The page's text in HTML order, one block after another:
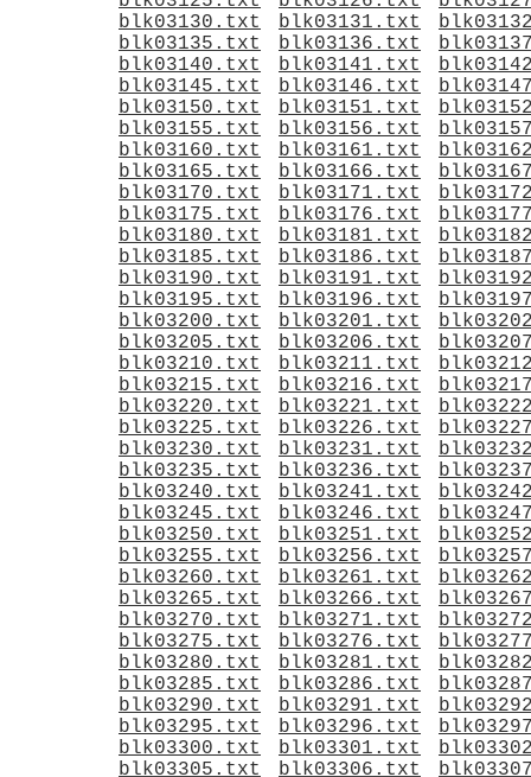
blk03130.txt
blk03131.txt
blk03135.txt
blk03136.txt
blk03140.txt
blk03141.txt
blk03145.txt
blk03146.txt
blk03150.txt
blk03151.txt
blk03155.txt
blk03156.txt
blk03160.txt
blk03161.txt
blk03165.txt
blk03166.txt
blk03170.txt
blk03171.txt
blk03175.txt
blk03176.txt
blk03180.txt
blk03181.txt
blk03185.txt
blk03186.txt
blk03190.txt
blk03191.txt
blk03195.txt
blk03196.txt
blk03200.txt
blk03201.txt
blk03205.txt
blk03206.txt
blk03210.txt
blk03211.txt
blk03215.txt
blk03216.txt
blk03220.txt
blk03221.txt
blk03225.txt
blk03226.txt
blk03230.txt
blk03231.txt
blk03235.txt
blk03236.txt
blk03240.txt
blk03241.txt
blk03245.txt
blk03246.txt
blk03250.txt
blk03251.txt
blk03255.txt
blk03256.txt
blk03260.txt
blk03261.txt
blk03265.txt
blk03266.txt
blk03270.txt
blk03271.txt
blk03275.txt
blk03276.txt
blk03280.txt
blk03281.txt
blk03285.txt
blk03286.txt
blk03290.txt
blk03291.txt
blk03295.txt
blk03296.txt
blk03300.txt
blk03301.txt
blk03305.txt
blk03306.txt